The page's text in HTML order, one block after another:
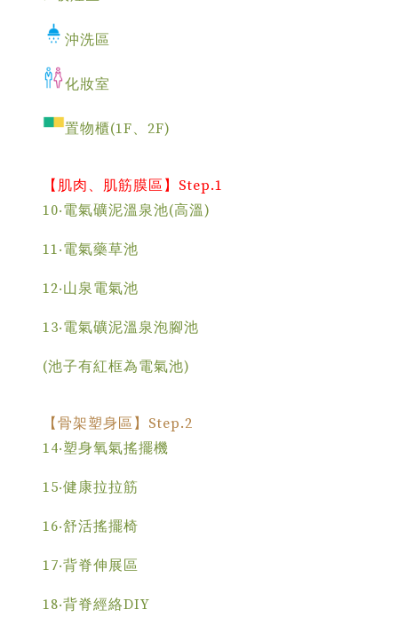
沖洗區
化妝室
置物櫃(1F、2F)
【肌肉、肌筋膜區】Step.1
10‧電氣礦泥溫泉池(高溫)
11‧電氣藥草池
12‧山泉電氣池
13‧電氣礦泥溫泉泡腳池
(池子有紅框為電氣池)
【骨架塑身區】Step.2
14‧塑身氧氣搖擺機
15‧健康拉拉筋
16‧舒活搖擺椅
17‧背脊伸展區
18‧背脊經絡DIY